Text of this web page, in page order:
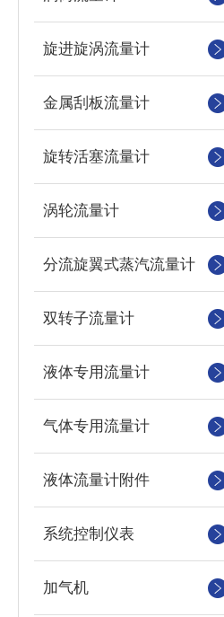
旋进旋涡流量计
金属刮板流量计
旋转活塞流量计
涡轮流量计
分流旋翼式蒸汽流量计
双转子流量计
液体专用流量计
气体专用流量计
液体流量计附件
系统控制仪表
加气机